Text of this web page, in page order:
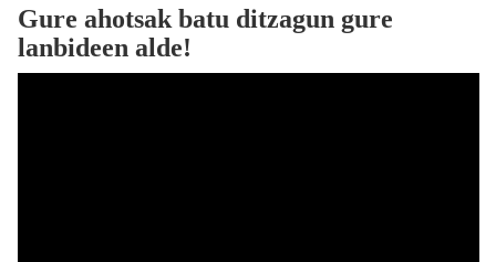
Gure ahotsak batu ditzagun gure
lanbideen alde!